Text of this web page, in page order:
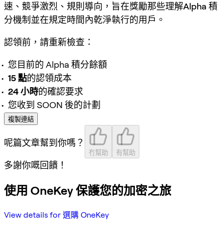
速、競爭激烈、規則導向 ，旨在獎勵那些理解Alpha 積
分機制 並在規定時間內乾淨執行的用戶。
認領前，請重新檢查：
您目前的 Alpha 積分餘額
15 點的認領成本
24 小時的確認要求
您收到 SOON 後的計劃
複製連結
呢篇文章幫到你嗎？
冇幫助 有幫助
多謝你嘅回饋！
使用 OneKey 保護您的加密之旅
View details for 選購 OneKey